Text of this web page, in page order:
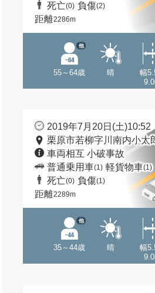
死亡(0) 負傷(2)
距離2286m
55～64歳
他
晴
幅
2019年7月20日(土)10:52
栗原市若柳字川南内小太
車両相互 小破事故
普通乗用車(1) 軽貨物車(1)
死亡(0) 負傷(1)
距離2289m
35～44歳
他
晴
幅